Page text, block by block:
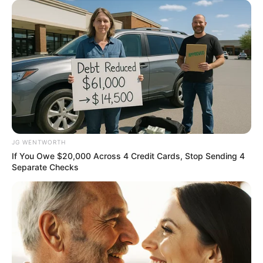
Why this ordinary drink is the secret to feeling your
best every day
CTA FAVORITE
Hollywood's Inaccurate Portrayal Of Reality – Take A
Look Inside
BRAINBERRIES
JG WENTWORTH
If You Owe $20,000 Across 4 Credit Cards, Stop Sending 4
Separate Checks